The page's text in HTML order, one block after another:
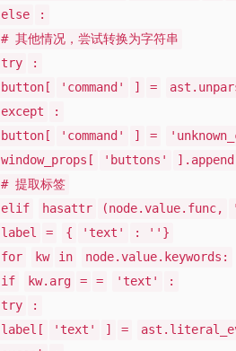
else
:
# 其他情况，尝试转换为字符串
try
:
button[
'command' ] =
except
:
button[
'command' ] =
window_props[
'buttons'
# 提取标签
elif
hasattr (node.value.func,
label
= { 'text'
: ''}
for
kw in
node.value.keywords:
if
kw.arg = = 'text'
:
try
:
label[
'text' ] =